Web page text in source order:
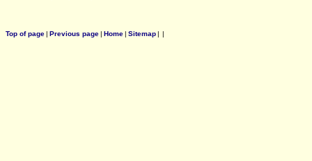
Top of page| Previous page| Home| Sitemap| |